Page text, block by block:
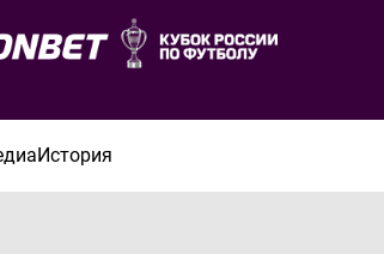
История